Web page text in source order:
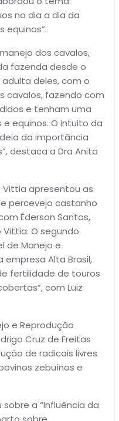
no dia a dia da
equinos”.
dos cavalos,
fazenda desde o
deles, com o
cavalos, fazendo com
e tenham uma
equinos. O intuito da
da importância
destaca a Dra Anita
Vittia apresentou as
percevejo castanho
Éderson Santos,
O segundo
de Manejo e
empresa Alta Brasil,
fertilidade de touros
com Luiz
e Reprodução
Cruz de Freitas
de radicais livres
zebuínos e
a “Influência da